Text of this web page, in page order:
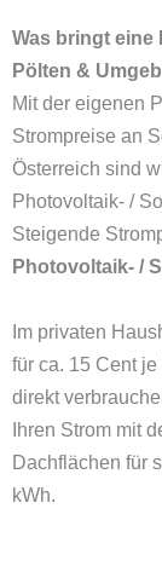
Was bringt eine
Pölten &
Mit der eigenen
Strompreise an
Österreich sind
Photovoltaik- /
Steigende
Photovoltaik- /
Im privaten
für ca. 15 Cent
direkt
Ihren Strom mit
Dachflächen für
kWh.